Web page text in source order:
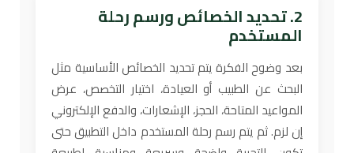
2. تحديد الخصائص ورسم رحلة
المستخدم
بعد وضوح الفكرة يتم تحديد الخصائص الأساسية مثل
البحث عن الطبيب أو العيادة، اختيار التخصص، عرض
المواعيد المتاحة، الحجز، الإشعارات، والدفع الإلكتروني
إن لزم. ثم يتم رسم رحلة المستخدم داخل التطبيق حتى